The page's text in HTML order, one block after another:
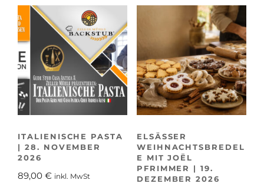
ITALIENISCHE PASTA
| 28. NOVEMBER
2026
89,00 € inkl. MwSt
ELSÄSSER
WEIHNACHTSBREDEL
E MIT JOËL
PFRIMMER | 19.
DEZEMBER 2026